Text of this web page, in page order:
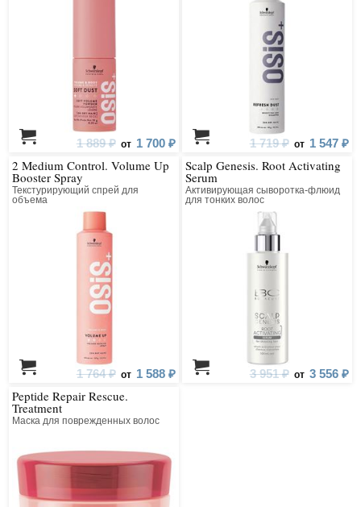
1 889 ₽ от 1 700 ₽ 1 719 ₽ от 1 547 ₽
2 Medium Control. Volume Up
Booster Spray
Текстурирующий спрей для
объема
1 764 ₽ от 1 588 ₽
Scalp Genesis. Root Activating
Serum
Активирующая сыворотка-флюид
для тонких волос
3 951 ₽ от 3 556 ₽
Peptide Repair Rescue.
Treatment
Маска для поврежденных волос